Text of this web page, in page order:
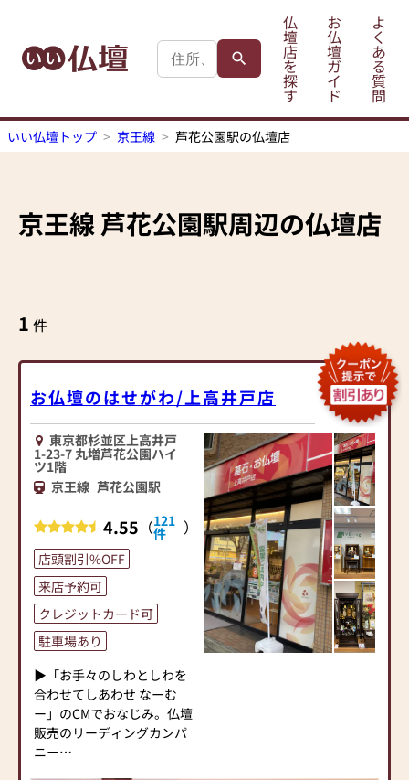
仏
壇
店
を
探
す
お
仏
壇
ガ
イ
ド
よ
く
あ
る
質
問
いい仏壇トップ 京王線 芦花公園駅の仏壇店
京王線芦花公園駅周辺の仏壇店
1 件
お仏壇のはせがわ/上高井戸店
東京都杉並区上高井戸
1-23-7 丸増芦花公園ハイ
ツ1階
京王線 芦花公園駅
4.55 （121
件 ）
店頭割引%OFF
来店予約可
クレジットカード可
駐車場あり
▶「お手々のしわとしわを
合わせてしあわせ なーむ
ー」のCMでおなじみ。仏壇
販売のリーディングカンパ
ニー